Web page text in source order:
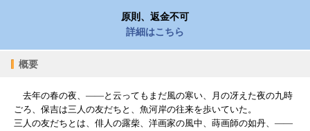
原則、返金不可
詳細はこちら
概要
去年の春の夜、――と云ってもまだ風の寒い、月の冴えた夜の九時
ごろ、保吉は三人の友だちと、魚河岸の往来を歩いていた。
三人の友だちとは、俳人の露柴、洋画家の風中、蒔画師の如丹、――